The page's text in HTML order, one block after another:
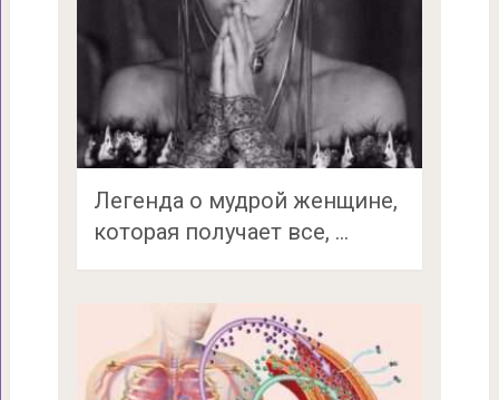
Легенда о мудрой женщине,
которая получает все, …